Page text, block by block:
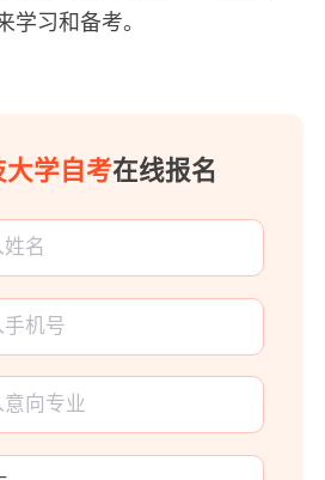
学习和备考。
大学自考在线报名